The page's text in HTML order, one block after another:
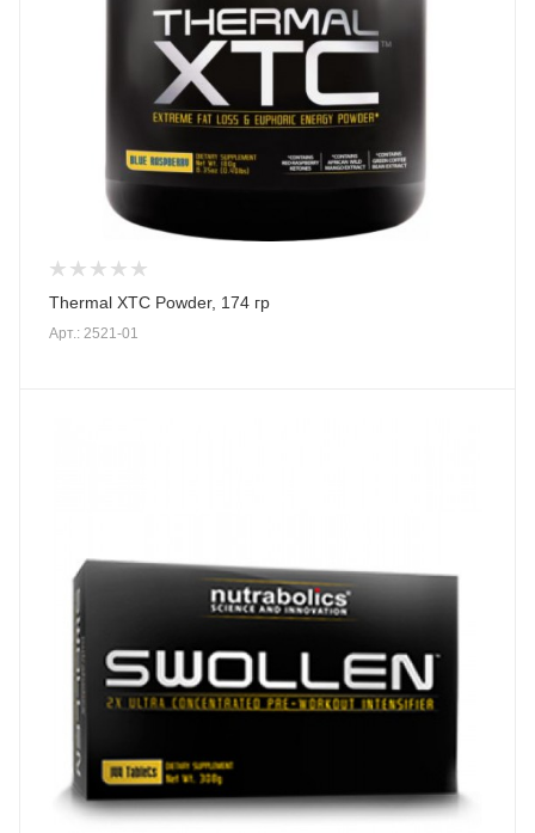
Thermal XTC Powder, 174 гр
Арт.: 2521-01